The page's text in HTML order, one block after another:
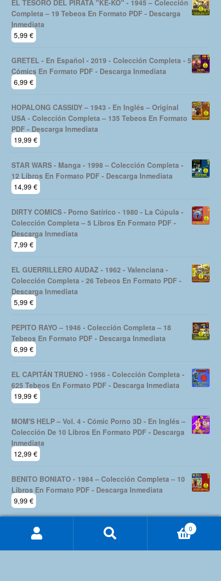
EL TESORO DEL PIRATA "KE-KO" - 1945 – Colección
Completa – 19 Tebeos En Formato PDF - Descarga
Inmediata
5,99 €
GRETEL - En Español - 2019 - Colección Completa - 5
Cómics En Formato PDF - Descarga Inmediata
6,99 €
HOPALONG CASSIDY – 1943 - En Inglés – Original
USA - Colección Completa – 135 Tebeos En Formato
PDF - Descarga Inmediata
19,99 €
STAR WARS - Manga - 1998 – Colección Completa -
12 Libros En Formato PDF - Descarga Inmediata
14,99 €
DIRTY COMICS - Porno Satírico - 1980 - La Cúpula -
Colección Completa – 5 Libros En Formato PDF -
Descarga Inmediata
7,99 €
EL GUERRILLERO AUDAZ - 1962 - Valenciana -
Colección Completa - 26 Tebeos En Formato PDF -
Descarga Inmediata
5,99 €
PEPITO RAYO – 1946 - Colección Completa – 18
Tebeos En Formato PDF - Descarga Inmediata
6,99 €
EL CAPITÁN TRUENO - 1956 - Colección Completa -
625 Tebeos En Formato PDF - Descarga Inmediata
19,99 €
MOM'S HELP – Vol. 4 - Cómic Porno 3D - En Inglés –
Colección De 10 Libros En Formato PDF - Descarga
Inmediata
12,99 €
BENITO BONIATO - 1984 – Colección Completa – 10
Libros En Formato PDF - Descarga Inmediata
9,99 €
por:
0